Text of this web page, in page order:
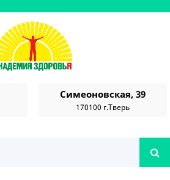
Симеоновская, 39
170100 г.Тверь